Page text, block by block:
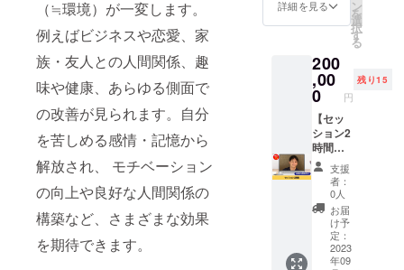
（≒環境）が一変します。
例えばビジネスや恋愛、家
族・友人との人間関係、趣
味や健康、あらゆる側面で
の改善が見られます。自分
を苦しめる感情・記憶から
解放され、 モチベーション
の向上や良好な人間関係の
構築など、さまざまな効果
を期待できます。
ではご
は個人
差がご
ざいま
すこと
を予め
ご了承
くださ
い。
間） 場
（zoom
） ※受
講テキ
ストは
ダウン
ロード
URLを
メール
でご連
絡しま
す。 ※
法令に
基づく
医療、
診療行
けま
す。 ▽
ナー詳
細▽ 日
程：9月
17日
（日）
時間：
13:00～
（5時
間） 場
所：大
阪メト
ロ御堂
筋線本
町駅周
られる
リター
す。
コーチ
ングを
トライ
アルと
して受
けてみ
たい方
におす
すめの
リター
ンで
す。 本
リター
ンの支
詳細を見る ン
を
選
択
す
る
200
,00
0 円
残り15
【セッ
ション2
時間】
メンタ
ルクリ
アプロ
グラム
の開発
者であ
る大川
がセラ
支援
者：
0人
お届
け予
定：
2023
年09